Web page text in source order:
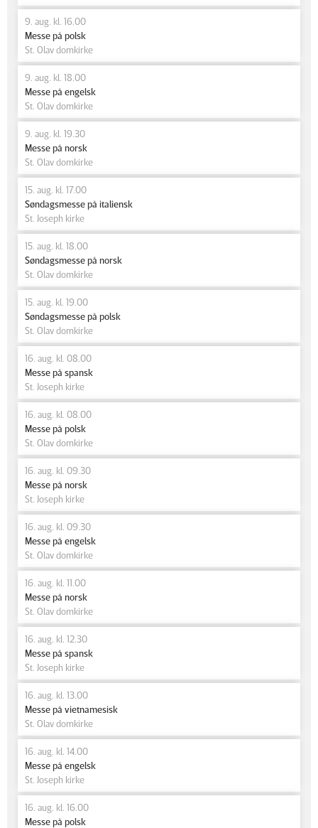
9. aug. kl. 16.00
Messe på polsk
St. Olav domkirke
9. aug. kl. 18.00
Messe på engelsk
St. Olav domkirke
9. aug. kl. 19.30
Messe på norsk
St. Olav domkirke
15. aug. kl. 17.00
Søndagsmesse på italiensk
St. Joseph kirke
15. aug. kl. 18.00
Søndagsmesse på norsk
St. Olav domkirke
15. aug. kl. 19.00
Søndagsmesse på polsk
St. Olav domkirke
16. aug. kl. 08.00
Messe på spansk
St. Joseph kirke
16. aug. kl. 08.00
Messe på polsk
St. Olav domkirke
16. aug. kl. 09.30
Messe på norsk
St. Joseph kirke
16. aug. kl. 09.30
Messe på engelsk
St. Olav domkirke
16. aug. kl. 11.00
Messe på norsk
St. Olav domkirke
16. aug. kl. 12.30
Messe på spansk
St. Joseph kirke
16. aug. kl. 13.00
Messe på vietnamesisk
St. Olav domkirke
16. aug. kl. 14.00
Messe på engelsk
St. Joseph kirke
16. aug. kl. 16.00
Messe på polsk